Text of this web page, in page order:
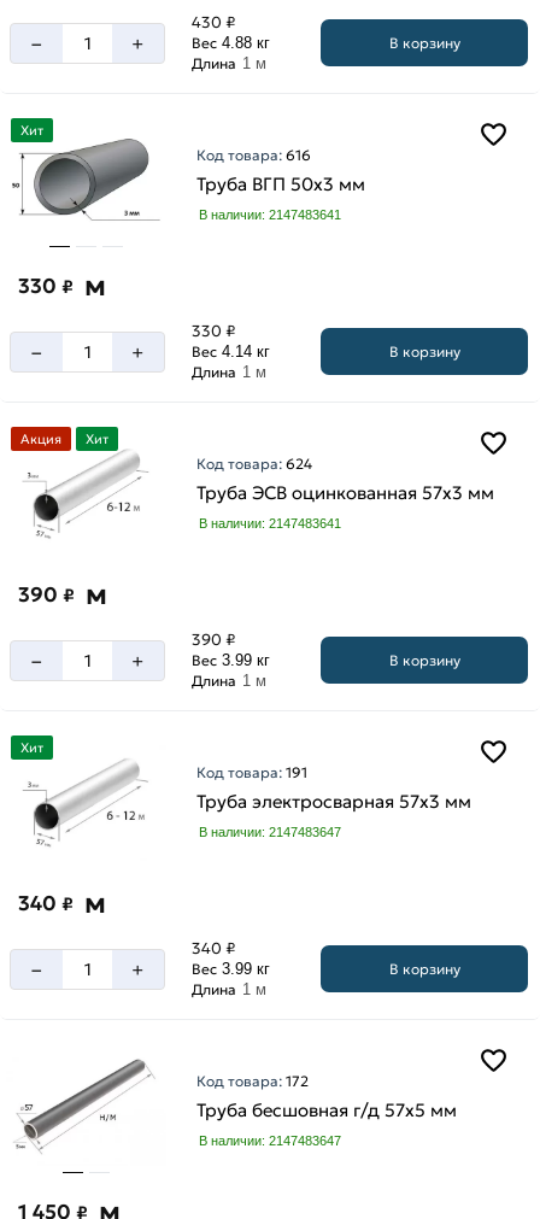
– +
430 ₽
Вес 4.88 кг
Длина 1 м
В корзину
Хит
Код товара:616
Труба ВГП 50х3 мм
В наличии: 2147483641
330 ₽ м
– +
330 ₽
Вес 4.14 кг
Длина 1 м
В корзину
Акция Хит
Код товара:624
Труба ЭСВ оцинкованная 57х3 мм
В наличии: 2147483641
390 ₽ м
– +
390 ₽
Вес 3.99 кг
Длина 1 м
В корзину
Хит
Код товара:191
Труба электросварная 57х3 мм
В наличии: 2147483647
340 ₽ м
– +
340 ₽
Вес 3.99 кг
Длина 1 м
В корзину
Код товара:172
Труба бесшовная г/д 57х5 мм
В наличии: 2147483647
1 450 ₽ м